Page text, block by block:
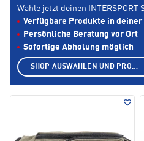
Wähle jetzt deinen INTERSPORT
Verfügbare Produkte in deiner
Persönliche Beratung vor Ort
Sofortige Abholung möglich
SHOP AUSWÄHLEN UND PRODUKTE ANZEIGEN